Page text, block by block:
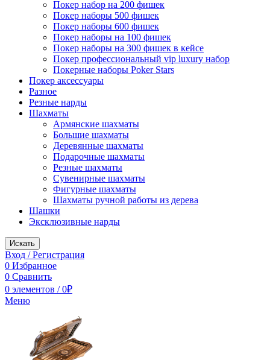
Покер набор на 200 фишек
Покер наборы 500 фишек
Покер наборы 600 фишек
Покер наборы на 100 фишек
Покер наборы на 300 фишек в кейсе
Покер профессиональный vip luxury набор
Покерные наборы Poker Stars
Покер аксессуары
Разное
Резные нарды
Шахматы
Армянские шахматы
Большие шахматы
Деревянные шахматы
Подарочные шахматы
Резные шахматы
Сувенирные шахматы
Фигурные шахматы
Шахматы ручной работы из дерева
Шашки
Эксклюзивные нарды
Искать
Вход / Регистрация
0 Избранное
0 Сравнить
0 элементов / 0₽
Меню